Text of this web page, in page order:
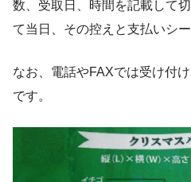
数、受取日、時間を記載して
て当日、その控えと支払いシ
なお、電話やFAXでは受け付
です。